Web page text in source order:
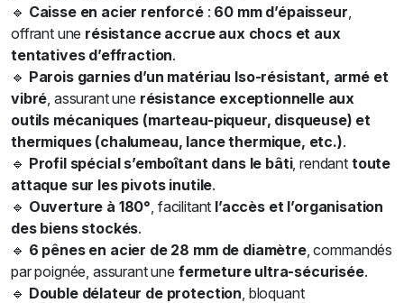
🔹 Caisse en acier renforcé: 60 mm d’épaisseur
offrant une résistance accrue aux chocs et aux
tentatives d’effraction.
🔹 Parois garnies d’un matériau Iso-résistant, armé et
vibré , assurant une résistance exceptionnelle aux
outils mécaniques (marteau-piqueur, disqueuse) et
thermiques (chalumeau, lance thermique, etc.).
🔹 Profil spécial s’emboîtant dans le bâti, rendant toute
attaque sur les pivots inutile.
🔹 Ouverture à 180° , facilitant l’accès et l’organisation
des biens stockés.
🔹 6 pênes en acier de 28 mm de diamètre, commandés
par poignée, assurant une fermeture ultra-sécurisée.
🔹 Double délateur de protection , bloquant